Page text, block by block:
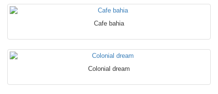
Cafe bahia
Colonial dream